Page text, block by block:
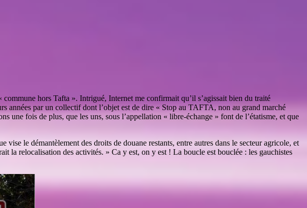
hors Tafta ». Intrigué, Internet me confirmait qu’il s’agissait bien du traité
années par un collectif dont l’objet est de dire « Stop au TAFTA, non au grand marché
fois de plus, que les uns, sous l’appellation « libre-échange » font de l’étatisme, et que
le démantèlement des droits de douane restants, entre autres dans le secteur agricole, et
la relocalisation des activités. » Ca y est, on y est ! La boucle est bouclée : les gauchistes